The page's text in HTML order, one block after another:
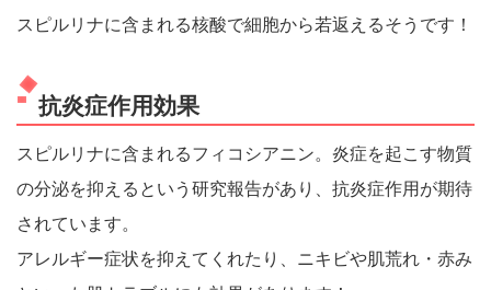
スピルリナに含まれる核酸で細胞から若返えるそうです！
抗炎症作用効果
スピルリナに含まれるフィコシアニン。炎症を起こす物質
の分泌を抑えるという研究報告があり、抗炎症作用が期待
されています。
アレルギー症状を抑えてくれたり、ニキビや肌荒れ・赤み